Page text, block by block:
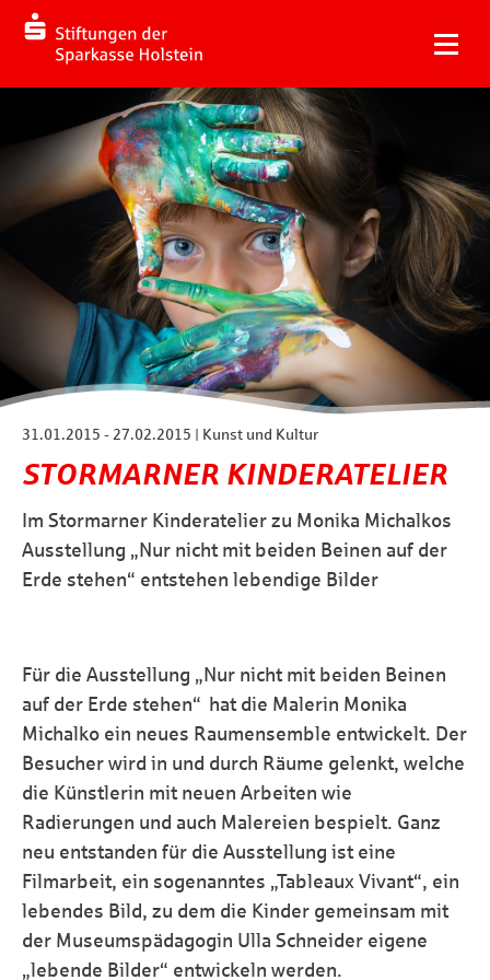
31.01.2015 - 27.02.2015 | Kunst und Kultur
STORMARNER KINDERATELIER
Im Stormarner Kinderatelier zu Monika Michalkos
Ausstellung „Nur nicht mit beiden Beinen auf der
Erde stehen“ entstehen lebendige Bilder
Für die Ausstellung „Nur nicht mit beiden Beinen
auf der Erde stehen“ hat die Malerin Monika
Michalko ein neues Raumensemble entwickelt. Der
Besucher wird in und durch Räume gelenkt, welche
die Künstlerin mit neuen Arbeiten wie
Radierungen und auch Malereien bespielt. Ganz
neu entstanden für die Ausstellung ist eine
Filmarbeit, ein sogenanntes „Tableaux Vivant“, ein
lebendes Bild, zu dem die Kinder gemeinsam mit
der Museumspädagogin Ulla Schneider eigene
„lebende Bilder“ entwickeln werden.